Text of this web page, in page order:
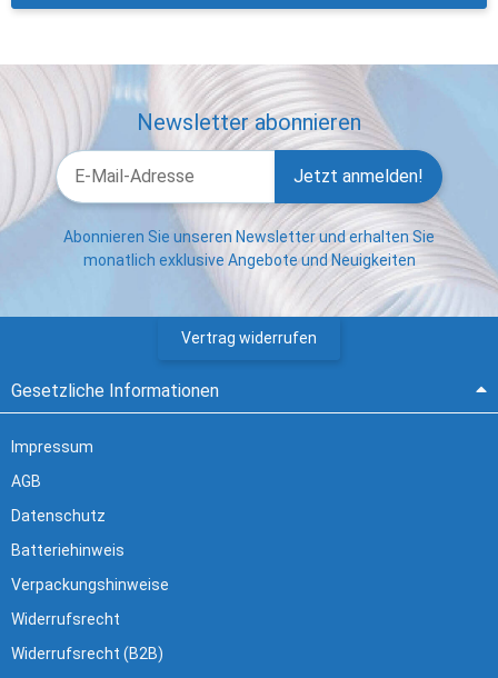
Newsletter abonnieren
Jetzt anmelden!
Abonnieren Sie unseren Newsletter und erhalten Sie
monatlich exklusive Angebote und Neuigkeiten
Vertrag widerrufen
Gesetzliche Informationen
Impressum
AGB
Datenschutz
Batteriehinweis
Verpackungshinweise
Widerrufsrecht
Widerrufsrecht (B2B)